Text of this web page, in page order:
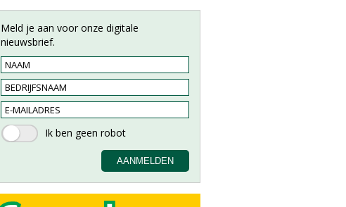
Meld je aan voor onze digitale
nieuwsbrief.